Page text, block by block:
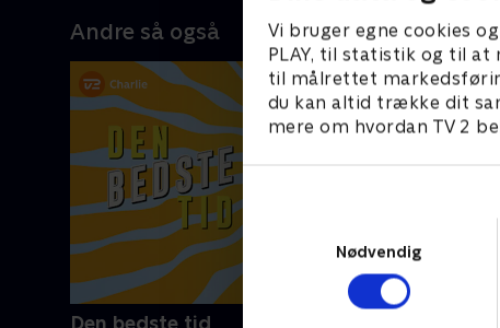
Vi bruger egne cookies
PLAY, til statistik og til at
til målrettet
du kan altid trække dit
mere om hvordan TV 2
Nødvendig
benvarmere og croptop, og hvor
emner som atomkraft, fiskekvoter og
hungersnød blev diskuteret over
aftenkaffen.
Andre så også
Den bedste tid